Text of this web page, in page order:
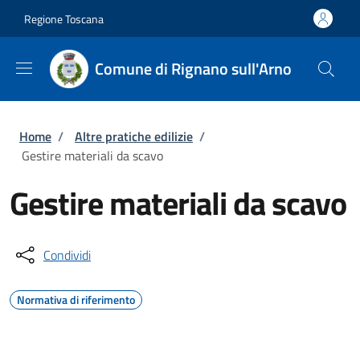
Regione Toscana
Comune di Rignano sull'Arno
Briciole di pane
Home / Altre pratiche edilizie /
Gestire materiali da scavo
Gestire materiali da scavo
Condividi
Normativa di riferimento